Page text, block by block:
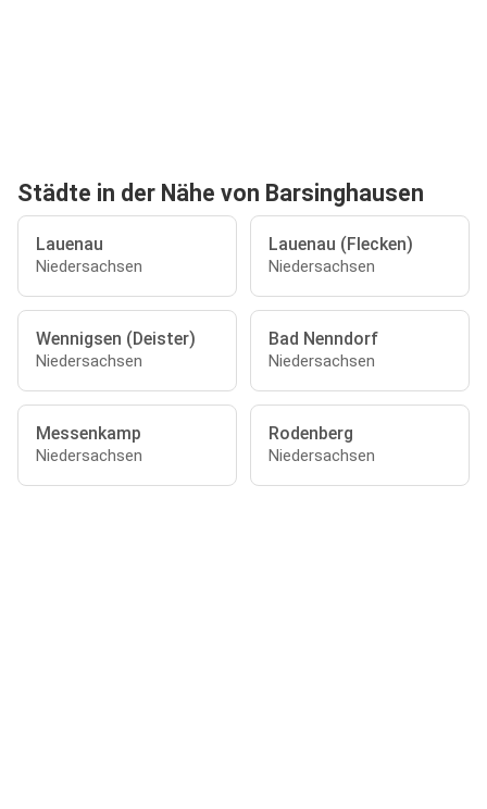
Städte in der Nähe von Barsinghausen
Lauenau
Niedersachsen
Lauenau (Flecken)
Niedersachsen
Wennigsen (Deister)
Niedersachsen
Bad Nenndorf
Niedersachsen
Messenkamp
Niedersachsen
Rodenberg
Niedersachsen